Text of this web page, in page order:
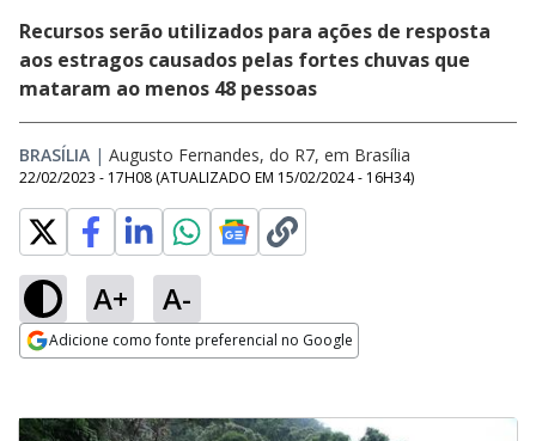
Recursos serão utilizados para ações de resposta
aos estragos causados pelas fortes chuvas que
mataram ao menos 48 pessoas
BRASÍLIA | Augusto Fernandes, do R7, em Brasília
22/02/2023 - 17H08 (ATUALIZADO EM 15/02/2024 - 16H34)
A+ A-
Adicione como fonte preferencial no Google